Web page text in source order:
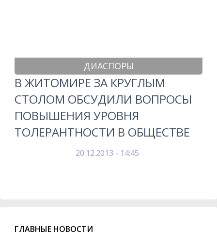
ДИАСПОРЫ
В ЖИТОМИРЕ ЗА КРУГЛЫМ
СТОЛОМ ОБСУДИЛИ ВОПРОСЫ
ПОВЫШЕНИЯ УРОВНЯ
ТОЛЕРАНТНОСТИ В ОБЩЕСТВЕ
20.12.2013 - 14:45
ГЛАВНЫЕ НОВОСТИ